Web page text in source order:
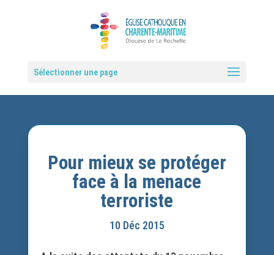
Sélectionner une page
Pour mieux se protéger
face à la menace
terroriste
10 Déc 2015